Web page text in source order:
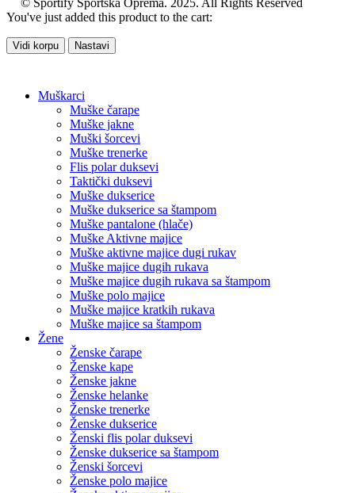
© Sportify Sportska Oprema. 2025. All Rights Reserved
You've just added this product to the cart:
Vidi korpu Nastavi
Muškarci
Muške čarape
Muške jakne
Muški šorcevi
Muške trenerke
Flis polar duksevi
Taktički duksevi
Muške dukserice
Muške dukserice sa štampom
Muške pantalone (hlače)
Muške Aktivne majice
Muške aktivne majice dugi rukav
Muške majice dugih rukava
Muške majice dugih rukava sa štampom
Muške polo majice
Muške majice kratkih rukava
Muške majice sa štampom
Žene
Ženske čarape
Ženske kape
Ženske jakne
Ženske helanke
Ženske trenerke
Ženske dukserice
Ženski flis polar duksevi
Ženske dukserice sa štampom
Ženski šorcevi
Ženske polo majice